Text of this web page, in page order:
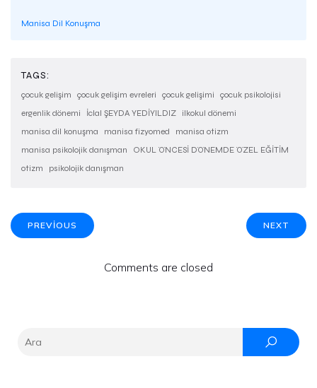
Manisa Dil Konuşma
TAGS:
çocuk gelişim çocuk gelişim evreleri çocuk gelişimi
çocuk psikolojisi
ergenlik dönemi
İclal ŞEYDA YEDİYILDIZ
ilkokul dönemi
manisa dil konuşma
manisa fizyomed
manisa otizm
manisa psikolojik danışman
OKUL ÖNCESİ DÖNEMDE ÖZEL EĞİTİM
otizm
psikolojik danışman
PREVIOUS NEXT
Comments are closed